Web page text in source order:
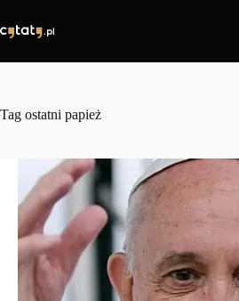
treści
Tag ostatni papież